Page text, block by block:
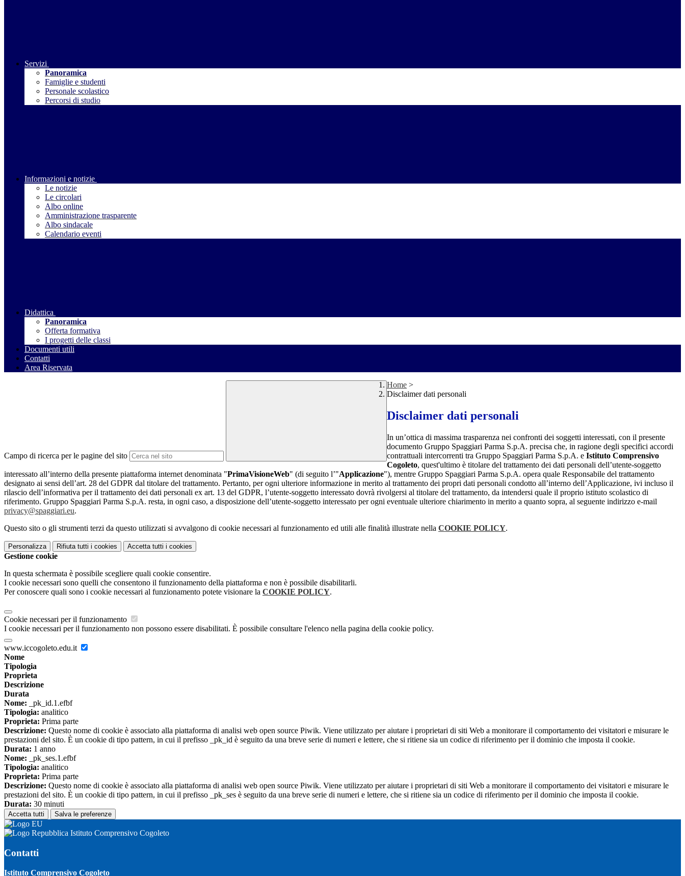
Servizi
Panoramica
Famiglie e studenti
Personale scolastico
Percorsi di studio
Informazioni e notizie
Le notizie
Le circolari
Albo online
Amministrazione trasparente
Albo sindacale
Calendario eventi
Didattica
Panoramica
Offerta formativa
I progetti delle classi
Documenti utili
Contatti
Area Riservata
Campo di ricerca per le pagine del sito
Home >
Disclaimer dati personali
Disclaimer dati personali
In un’ottica di massima trasparenza nei confronti dei soggetti interessati, con il presente
documento Gruppo Spaggiari Parma S.p.A. precisa che, in ragione degli specifici accordi
contrattuali intercorrenti tra Gruppo Spaggiari Parma S.p.A. e Istituto Comprensivo
Cogoleto, quest'ultimo è titolare del trattamento dei dati personali dell’utente-soggetto
interessato all’interno della presente piattaforma internet denominata "PrimaVisioneWeb" (di seguito l’"Applicazione"), mentre Gruppo Spaggiari Parma S.p.A. opera quale Responsabile del trattamento
designato ai sensi dell’art. 28 del GDPR dal titolare del trattamento. Pertanto, per ogni ulteriore informazione in merito al trattamento dei propri dati personali condotto all’interno dell’Applicazione, ivi incluso il
rilascio dell’informativa per il trattamento dei dati personali ex art. 13 del GDPR, l’utente-soggetto interessato dovrà rivolgersi al titolare del trattamento, da intendersi quale il proprio istituto scolastico di
riferimento. Gruppo Spaggiari Parma S.p.A. resta, in ogni caso, a disposizione dell’utente-soggetto interessato per ogni eventuale ulteriore chiarimento in merito a quanto sopra, al seguente indirizzo e-mail
privacy@spaggiari.eu.
Questo sito o gli strumenti terzi da questo utilizzati si avvalgono di cookie necessari al funzionamento ed utili alle finalità illustrate nella COOKIE POLICY.
Personalizza Rifiuta tutti i cookies Accetta tutti i cookies
Gestione cookie
In questa schermata è possibile scegliere quali cookie consentire.
I cookie necessari sono quelli che consentono il funzionamento della piattaforma e non è possibile disabilitarli.
Per conoscere quali sono i cookie necessari al funzionamento potete visionare la COOKIE POLICY.
Cookie necessari per il funzionamento
I cookie necessari per il funzionamento non possono essere disabilitati. È possibile consultare l'elenco nella pagina della cookie policy.
www.iccogoleto.edu.it
Nome
Tipologia
Proprieta
Descrizione
Durata
Nome: _pk_id.1.efbf
Tipologia: analitico
Proprieta: Prima parte
Descrizione: Questo nome di cookie è associato alla piattaforma di analisi web open source Piwik. Viene utilizzato per aiutare i proprietari di siti Web a monitorare il comportamento dei visitatori e misurare le
prestazioni del sito. È un cookie di tipo pattern, in cui il prefisso _pk_id è seguito da una breve serie di numeri e lettere, che si ritiene sia un codice di riferimento per il dominio che imposta il cookie.
Durata: 1 anno
Nome: _pk_ses.1.efbf
Tipologia: analitico
Proprieta: Prima parte
Descrizione: Questo nome di cookie è associato alla piattaforma di analisi web open source Piwik. Viene utilizzato per aiutare i proprietari di siti Web a monitorare il comportamento dei visitatori e misurare le
prestazioni del sito. È un cookie di tipo pattern, in cui il prefisso _pk_ses è seguito da una breve serie di numeri e lettere, che si ritiene sia un codice di riferimento per il dominio che imposta il cookie.
Durata: 30 minuti
Accetta tutti Salva le preferenze
Istituto Comprensivo Cogoleto
Contatti
Istituto Comprensivo Cogoleto